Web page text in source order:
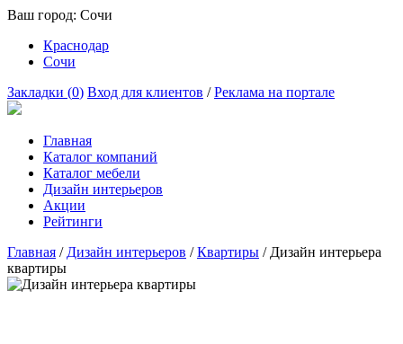
Ваш город: Сочи
Краснодар
Сочи
Закладки (0) Вход для клиентов /Реклама на портале
Главная
Каталог компаний
Каталог мебели
Дизайн интерьеров
Акции
Рейтинги
Главная / Дизайн интерьеров /Квартиры / Дизайн интерьера
квартиры